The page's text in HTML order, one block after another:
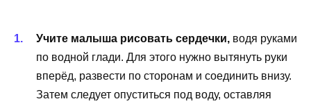
Учите малыша рисовать сердечки, водя руками
по водной глади. Для этого нужно вытянуть руки
вперёд, развести по сторонам и соединить внизу.
Затем следует опуститься под воду, оставляя